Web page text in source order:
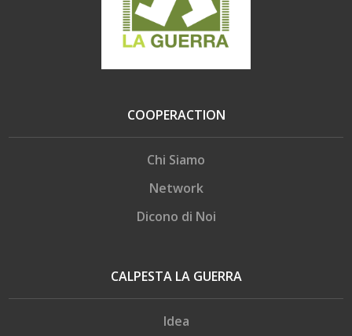
COOPERACTION
Chi Siamo
Network
Dicono di Noi
CALPESTA LA GUERRA
Idea